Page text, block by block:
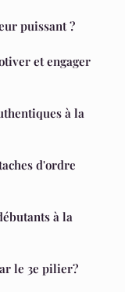
puissant ?
et engager
à la
d'ordre
à la
le 3e pilier?